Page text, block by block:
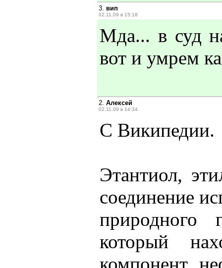
3. вип
02.11.09 в 15:18
Мда... в суд
вот и умрем
2. Алексей
02.11.09 в 14:34
С Википедии.
Этантиол,
соединение
природного
который